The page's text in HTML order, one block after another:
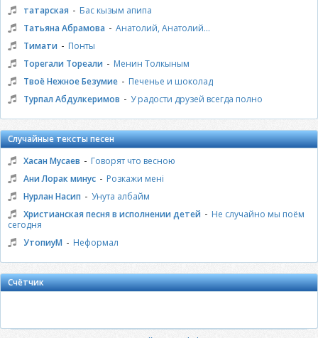
татарская - Бас кызым апипа
Татьяна Абрамова - Анатолий, Анатолий...
Тимати - Понты
Торегали Тореали - Менин Толкыным
Твоё Нежное Безумие - Печенье и шоколад
Турпал Абдулкеримов - У радости друзей всегда полно
Случайные тексты песен
Хасан Мусаев - Говорят что весною
Ани Лорак минус - Розкажи мені
Нурлан Насип - Унута албайм
Христианская песня в исполнении детей - Не случайно мы поём
сегодня
УтопиуМ - Неформал
Счётчик